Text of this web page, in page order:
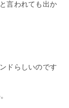
言われても出か
ドらしいのです